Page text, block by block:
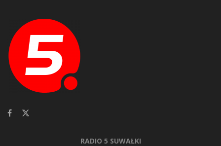
RADIO 5 SUWAŁKI